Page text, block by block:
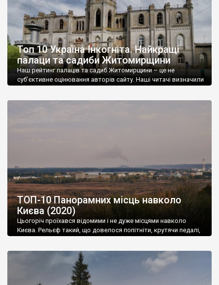
Топ 10 Україна Інкогніта. Найкращі
палаци та садиби Житомирщини
Наш рейтинг палаців та садиб Житомирщини – це не
суб’єктивне оцінювання авторів сайту. Наші читачі визначили
ТОП-10 Панорамних місць навколо
Києва (2020)
Цьогоріч проїхався відомими і не дуже місцями навколо
Києва. Рельєф такий, що довелося попітніти, крутячи педалі,